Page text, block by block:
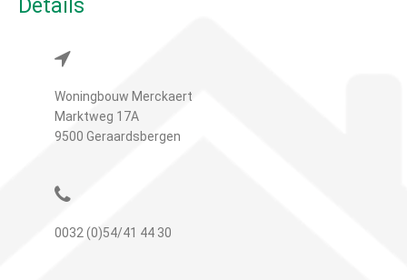
Details
Woningbouw Merckaert
Marktweg 17A
9500 Geraardsbergen
0032 (0)54/41 44 30